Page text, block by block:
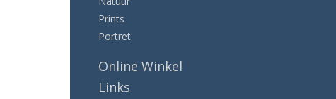
Prints
Portret
Online Winkel
Links